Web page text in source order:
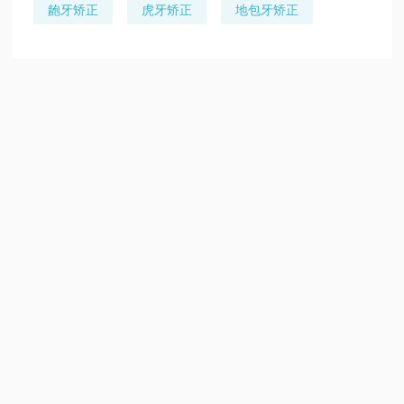
龅牙矫正 虎牙矫正 地包牙矫正